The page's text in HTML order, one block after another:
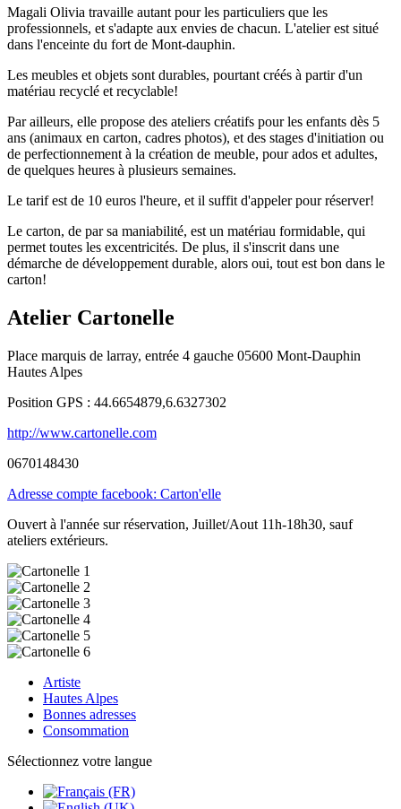
Magali Olivia travaille autant pour les particuliers que les
professionnels, et s'adapte aux envies de chacun. L'atelier est situé
dans l'enceinte du fort de Mont-dauphin.
Les meubles et objets sont durables, pourtant créés à partir d'un
matériau recyclé et recyclable!
Par ailleurs, elle propose des ateliers créatifs pour les enfants dès 5
ans (animaux en carton, cadres photos), et des stages d'initiation ou
de perfectionnement à la création de meuble, pour ados et adultes,
de quelques heures à plusieurs semaines.
Le tarif est de 10 euros l'heure, et il suffit d'appeler pour réserver!
Le carton, de par sa maniabilité, est un matériau formidable, qui
permet toutes les excentricités. De plus, il s'inscrit dans une
démarche de développement durable, alors oui, tout est bon dans le
carton!
Atelier Cartonelle
Place marquis de larray, entrée 4 gauche 05600 Mont-Dauphin
Hautes Alpes
Position GPS : 44.6654879,6.6327302
http://www.cartonelle.com
0670148430
Adresse compte facebook: Carton'elle
Ouvert à l'année sur réservation, Juillet/Aout 11h-18h30, sauf
ateliers extérieurs.
Artiste
Hautes Alpes
Bonnes adresses
Consommation
Sélectionnez votre langue